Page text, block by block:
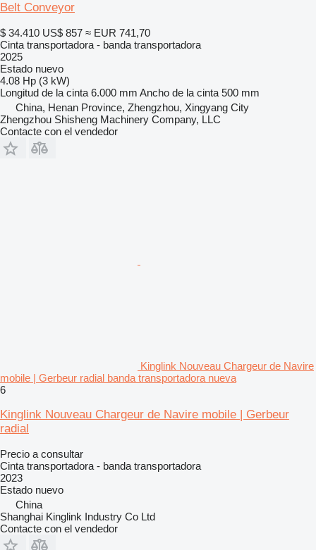
Belt Conveyor
$ 34.410 US$ 857 ≈ EUR 741,70
Cinta transportadora - banda transportadora
2025
Estado nuevo
4.08 Hp (3 kW)
Longitud de la cinta 6.000 mm Ancho de la cinta 500 mm
China, Henan Province, Zhengzhou, Xingyang City
Zhengzhou Shisheng Machinery Company, LLC
Contacte con el vendedor
Kinglink Nouveau Chargeur de Navire
mobile | Gerbeur radial banda transportadora nueva
6
Kinglink Nouveau Chargeur de Navire mobile | Gerbeur
radial
Precio a consultar
Cinta transportadora - banda transportadora
2023
Estado nuevo
China
Shanghai Kinglink Industry Co Ltd
Contacte con el vendedor